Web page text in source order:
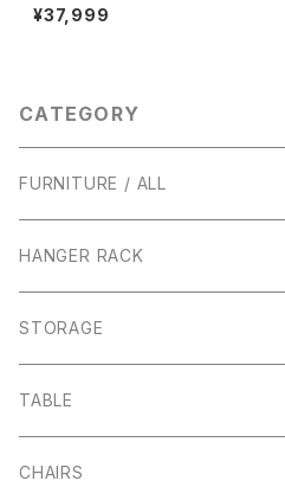
ーラック 古材棚板 パイプ
スチール ガス管 組立式 組
¥37,999
CATEGORY
FURNITURE / ALL
HANGER RACK
STORAGE
TABLE
CHAIRS